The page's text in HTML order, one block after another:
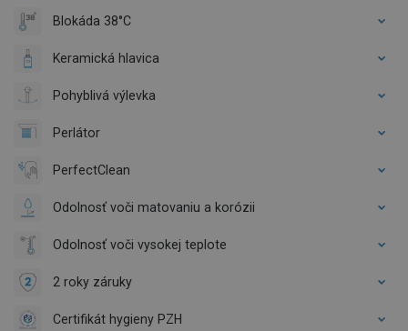
Blokáda 38°C
Keramická hlavica
Pohyblivá výlevka
Perlátor
PerfectClean
Odolnosť voči matovaniu a korózii
Odolnosť voči vysokej teplote
2 roky záruky
Certifikát hygieny PZH